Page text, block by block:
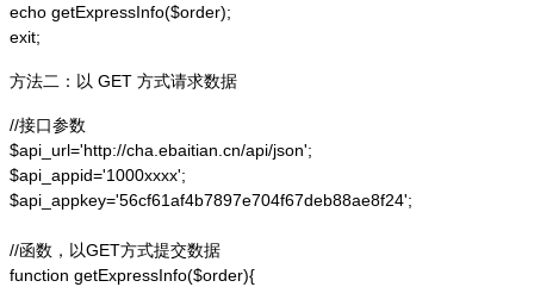
echo getExpressInfo($order);
exit;
方法二：以 GET 方式请求数据
//接口参数
$api_url='http://cha.ebaitian.cn/api/json';
$api_appid='1000xxxx';
$api_appkey='56cf61af4b7897e704f67deb88ae8f24';
//函数，以GET方式提交数据
function getExpressInfo($order){